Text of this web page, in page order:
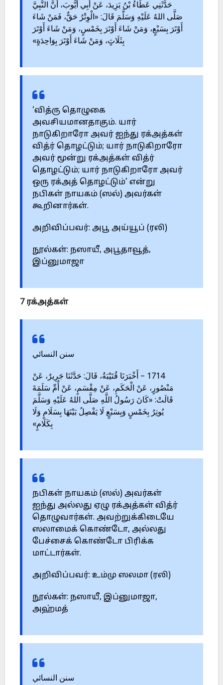
حَدَّثَنِي عَطَاءُ بْنُ يَزِيدَ، عَنْ أَبِي أَيُّوبَ، أَنَّ النَّبِيَّ
صَلَّى اللهُ عَلَيْهِ وَسَلَّمَ قَالَ: «الْوِتْرُ حَقٌّ، فَمَنْ شَاءَ
أَوْتَرَ بِسَبْعٍ، وَمَنْ شَاءَ أَوْتَرَ بِخَمْسٍ، وَمَنْ شَاءَ أَوْتَرَ
بِثَلَاثٍ، وَمَنْ شَاءَ أَوْتَرَ بِوَاحِدَةٍ»
‘வித்ரு தொழுகை
அவசியமானதாகும். யார்
நாடுகிறாரோ அவர் ஐந்து ரக்அத்கள்
வித்ர் தொழட்டும்; யார் நாடுகிறாரோ
அவர் மூன்று ரக்அத்கள் வித்ர்
தொழட்டும்; யார் நாடுகிறாரோ அவர்
ஒரு ரக்அத் தொழட்டும்’ என்று
நபிகள் நாயகம் (ஸல்) அவர்கள்
கூறினார்கள்.
அறிவிப்பவர்: அபூ அய்யூப் (ரலி)
நூல்கள்: நஸாயீ, அபூதாவூத்,
இப்னுமாஜா
7 ரக்அத்கள்
سنن النسائي
1714 – أَخْبَرَنَا قُتَيْبَةُ، قَالَ: حَدَّثَنَا جَرِيرٌ، عَنْ
مَنْصُورٍ، عَنْ الْحَكَمِ، عَنْ مِقْسَمٍ، عَنْ أُمِّ سَلَمَةَ
قَالَتْ: «كَانَ رَسُولُ اللَّهِ صَلَّى اللهُ عَلَيْهِ وَسَلَّمَ
يُوتِرُ بِخَمْسٍ وَبِسَبْعٍ لَا يَفْصِلُ بَيْنَهَا بِسَلَامٍ وَلَا
بِكَلَامٍ»
நபிகள் நாயகம் (ஸல்) அவர்கள்
ஐந்து அல்லது ஏழு ரக்அத்கள் வித்ர்
தொழுவார்கள். அவற்றுக்கிடையே
ஸலாமைக் கொண்டோ, அல்லது
பேச்சைக் கொண்டோ பிரிக்க
மாட்டார்கள்.
அறிவிப்பவர்: உம்மு ஸலமா (ரலி)
நூல்கள்: நஸாயீ, இப்னுமாஜா,
அஹ்மத்
سنن النسائي